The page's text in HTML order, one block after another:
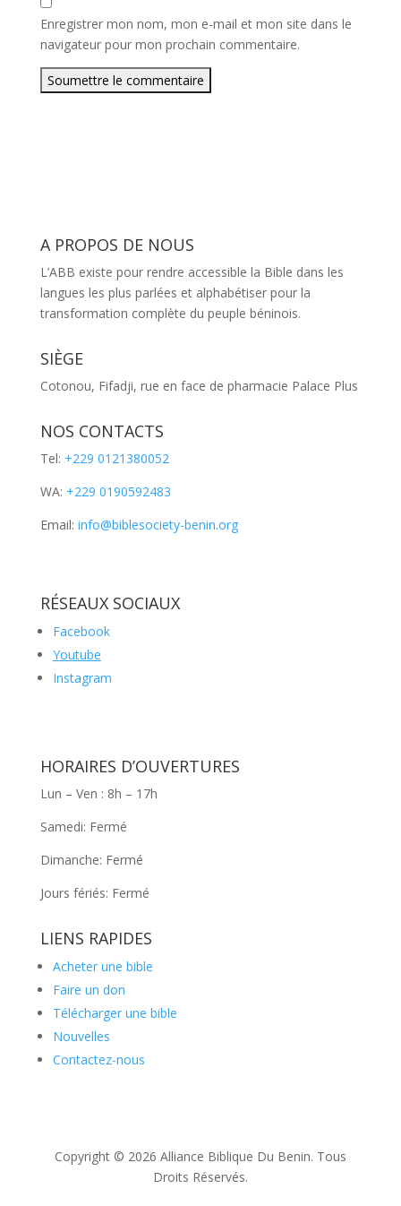
Enregistrer mon nom, mon e-mail et mon site dans le
navigateur pour mon prochain commentaire.
Soumettre le commentaire
A PROPOS DE NOUS
L’ABB existe pour rendre accessible la Bible dans les
langues les plus parlées et alphabétiser pour la
transformation complète du peuple béninois.
SIÈGE
Cotonou, Fifadji, rue en face de pharmacie Palace Plus
NOS CONTACTS
Tel: +229 0121380052
WA: +229 0190592483
Email: info@biblesociety-benin.org
RÉSEAUX SOCIAUX
Facebook
Youtube
Instagram
HORAIRES D’OUVERTURES
Lun – Ven : 8h – 17h
Samedi: Fermé
Dimanche: Fermé
Jours fériés: Fermé
LIENS RAPIDES
Acheter une bible
Faire un don
Télécharger une bible
Nouvelles
Contactez-nous
Copyright © 2026 Alliance Biblique Du Benin. Tous
Droits Réservés.